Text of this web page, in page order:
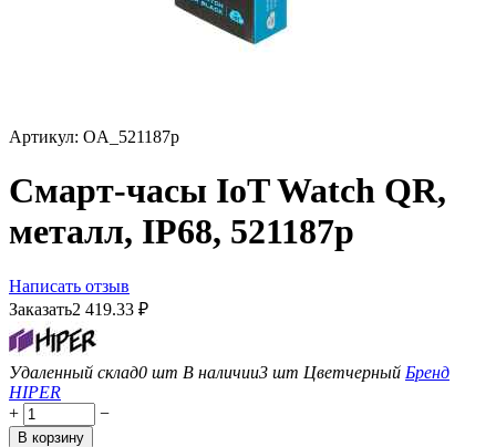
Артикул: OA_521187p
Смарт-часы IoT Watch QR,
металл, IP68, 521187p
Написать отзыв
Заказать2 419.33 ₽
Удаленный склад0 шт В наличии3 шт Цветчерный Бренд
HIPER
+
−
В корзину